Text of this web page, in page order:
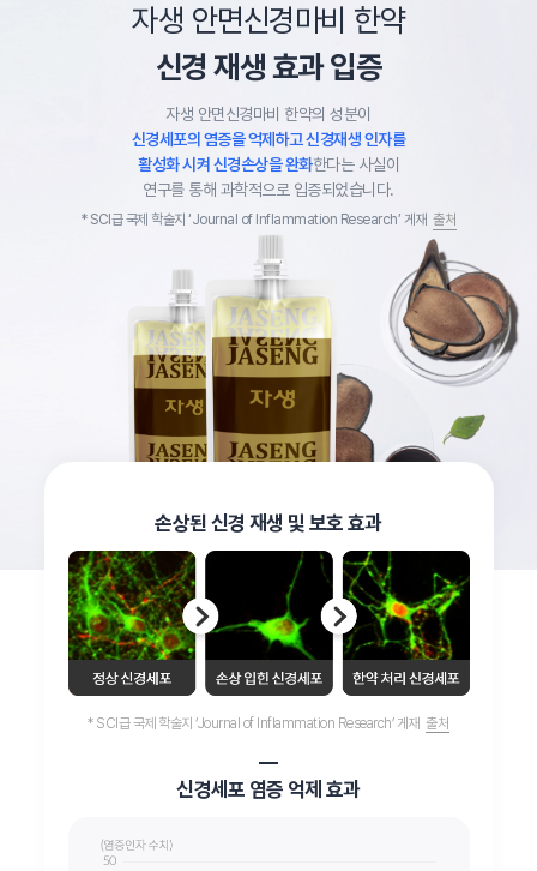
자생 안면신경마비 한약
신경 재생 효과 입증
자생 안면신경마비 한약의 성분이
신경세포의 염증을 억제하고 신경재생 인자를
활성화 시켜 신경손상을 완화한다는 사실이
연구를 통해 과학적으로 입증되었습니다.
* SCI급 국제 학술지 ‘Journal of Inflammation Research’ 게재 출처
손상된 신경 재생 및 보호 효과
* SCI급 국제 학술지 ‘Journal of Inflammation Research’ 게재 출처
신경세포 염증 억제 효과